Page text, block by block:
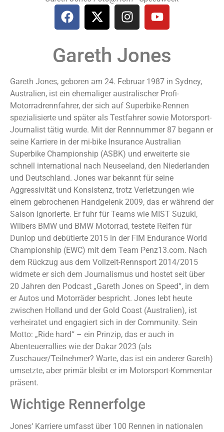
Gareth Jones
Gareth Jones, geboren am 24. Februar 1987 in Sydney,
Australien, ist ein ehemaliger australischer Profi-
Motorradrennfahrer, der sich auf Superbike-Rennen
spezialisierte und später als Testfahrer sowie Motorsport-
Journalist tätig wurde. Mit der Rennnummer 87 begann er
seine Karriere in der mi-bike Insurance Australian
Superbike Championship (ASBK) und erweiterte sie
schnell international nach Neuseeland, den Niederlanden
und Deutschland. Jones war bekannt für seine
Aggressivität und Konsistenz, trotz Verletzungen wie
einem gebrochenen Handgelenk 2009, das er während der
Saison ignorierte. Er fuhr für Teams wie MIST Suzuki,
Wilbers BMW und BMW Motorrad, testete Reifen für
Dunlop und debütierte 2015 in der FIM Endurance World
Championship (EWC) mit dem Team Penz13.com. Nach
dem Rückzug aus dem Vollzeit-Rennsport 2014/2015
widmete er sich dem Journalismus und hostet seit über
20 Jahren den Podcast „Gareth Jones on Speed“, in dem
er Autos und Motorräder bespricht. Jones lebt heute
zwischen Holland und der Gold Coast (Australien), ist
verheiratet und engagiert sich in der Community. Sein
Motto: „Ride hard“ – ein Prinzip, das er auch in
Abenteuerrallies wie der Dakar 2023 (als
Zuschauer/Teilnehmer? Warte, das ist ein anderer Gareth)
umsetzte, aber primär bleibt er im Motorsport-Kommentar
präsent.
Wichtige Rennerfolge
Jones‘ Karriere umfasst über 100 Rennen in nationalen